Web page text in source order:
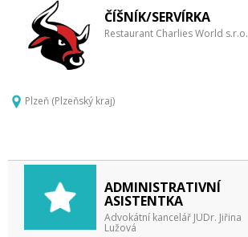
ČÍŠNÍK/SERVÍRKA
Restaurant Charlies World s.r.o.
Plzeň (Plzeňský kraj)
ADMINISTRATIVNÍ
ASISTENTKA
Advokátní kancelář JUDr. Jiřina
Lužová